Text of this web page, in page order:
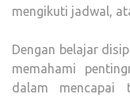
mengikuti jadwal,
Dengan belajar
memahami
dalam mencapai